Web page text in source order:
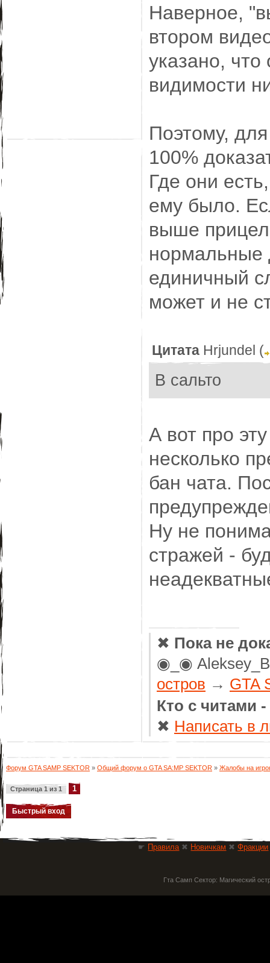
Наверное,
втором
указано,
видимости
Поэтому,
100%
Где они
ему было.
выше
нормальные
единичный
может и не
Цитата Hrjundel (
В сальто
А вот про
несколько
бан чата.
Ну не
стражей -
✖ Пока не
◉_◉
остров → GTA
Кто с читами
✖ Написать в
Форум GTA SAMP SEKTOR » Общий форум о GTA SA:MP SEKTOR » Жалобы на
Страница 1 из 1 1
☛ Правила✖ Новичкам ✖Фракции
Гта Самп Сектор: Магический